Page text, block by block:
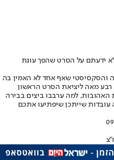
פאי": 16 דברים שלא ידעתם על הסרט שהפך עוגת
והסקסיסטי שאף אחד לא האמין בה
רבע מאה ליציאת הסרט הראשון
למה ערבבו ביצים בבירה
שייתכן שיפתיעו אתכם